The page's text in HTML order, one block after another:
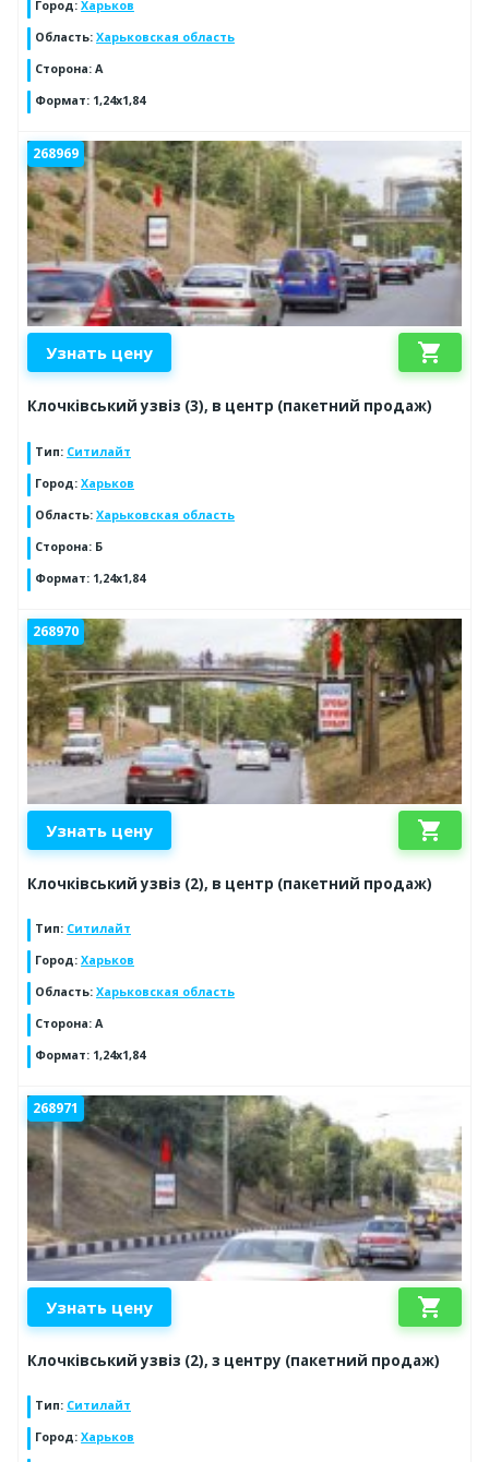
Город: Харьков
Область: Харьковская область
Сторона: А
Формат: 1,24х1,84
268969
Узнать цену shopping_cart
Клочківський узвіз (3), в центр (пакетний продаж)
Тип: Ситилайт
Город: Харьков
Область: Харьковская область
Сторона: Б
Формат: 1,24х1,84
268970
Узнать цену shopping_cart
Клочківський узвіз (2), в центр (пакетний продаж)
Тип: Ситилайт
Город: Харьков
Область: Харьковская область
Сторона: А
Формат: 1,24х1,84
268971
Узнать цену shopping_cart
Клочківський узвіз (2), з центру (пакетний продаж)
Тип: Ситилайт
Город: Харьков